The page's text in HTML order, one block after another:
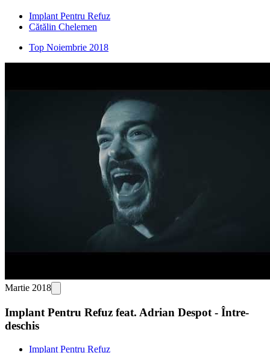
Implant Pentru Refuz
Cătălin Chelemen
Top Noiembrie 2018
Martie 2018
Implant Pentru Refuz feat. Adrian Despot - Între-
deschis
Implant Pentru Refuz